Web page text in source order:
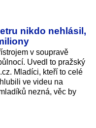
nikdo nehlásil,
v soupravě
Uvedl to pražský
Mladíci, kteří to celé
ve videu na
nezná, věc by